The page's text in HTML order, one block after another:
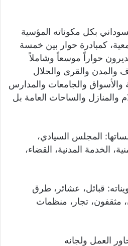
بكل مكوناته المؤسية
كمبادرة حوار بين خمسة
حواراً موسعاً وشاملاً
والمدن والقرى والحلال
والأسواق والجامعات والمدارس
والمنازل والساحات العامة بل
المجلس السيادي،
الخدمة المدنية، القضاء،
قبائل، عشائر، طرق
مثقفون، تجار، منظمات
العمل ولجانه